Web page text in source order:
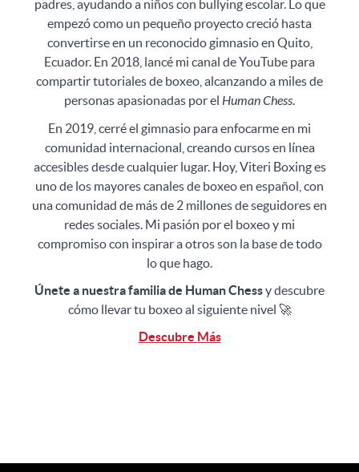
padres, ayudando a niños con bullying escolar. Lo que
empezó como un pequeño proyecto creció hasta
convertirse en un reconocido gimnasio en Quito,
Ecuador. En 2018, lancé mi canal de YouTube para
compartir tutoriales de boxeo, alcanzando a miles de
personas apasionadas por el Human Chess.
En 2019, cerré el gimnasio para enfocarme en mi
comunidad internacional, creando cursos en línea
accesibles desde cualquier lugar. Hoy, Viteri Boxing es
uno de los mayores canales de boxeo en español, con
una comunidad de más de 2 millones de seguidores en
redes sociales. Mi pasión por el boxeo y mi
compromiso con inspirar a otros son la base de todo
lo que hago.
Únete a nuestra familia de Human Chessy descubre
cómo llevar tu boxeo al siguiente nivel 🚀
Descubre Más